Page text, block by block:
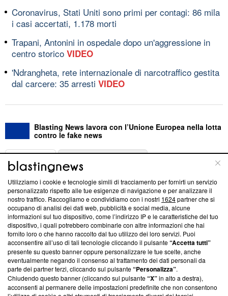
Coronavirus, Stati Uniti sono primi per contagi: 86 mila
i casi accertati, 1.178 morti
Trapani, Antonini in ospedale dopo un'aggressione in
centro storico VIDEO
'Ndrangheta, rete internazionale di narcotraffico gestita
dal carcere: 35 arresti VIDEO
Blasting News lavora con l’Unione Europea nella lotta
contro le fake news
ABOUT
Questa sezione offre informazioni trasparenti su Blasting
News, sui nostri processi editoriali e su come ci impegniamo a
creare news di qualità. Inoltre, afferma la nostra aderenza a
‘Trust Project - News with Integrity’Blasting News non è
ancora membro del programma, ma ha richiesto di farne
parte; Trust Project non ha ancora effettuato una verifica di
conformità agli standard.
Su di noi
Team editoriale
Utilizziamo i cookie e tecnologie simili di tracciamento per fornirti un servizio
personalizzato rispetto alle tue esigenze di navigazione e per analizzare il
nostro traffico. Raccogliamo e condividiamo con i nostri 1624partner che si
occupano di analisi dei dati web, pubblicità e social media, alcune
informazioni sul tuo dispositivo, come l’indirizzo IP e le caratteristiche del tuo
dispositivo, i quali potrebbero combinarle con altre informazioni che hai
fornito loro o che hanno raccolto dal tuo utilizzo dei loro servizi. Puoi
acconsentire all’uso di tali tecnologie cliccando il pulsante“Accetta tutti”
presente su questo banner oppure personalizzare le tue scelte, anche
eventualmente negando il consenso al trattamento dei dati personali da
parte dei partner terzi, cliccando sul pulsante“Personalizza”.
Chiudendo questo banner (cliccando sul pulsante“X”in alto a destra),
acconsenti al permanere delle impostazioni predefinite che non consentono